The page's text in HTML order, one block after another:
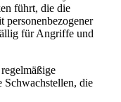
führt, die die
für Angriffe und
Schwachstellen, die